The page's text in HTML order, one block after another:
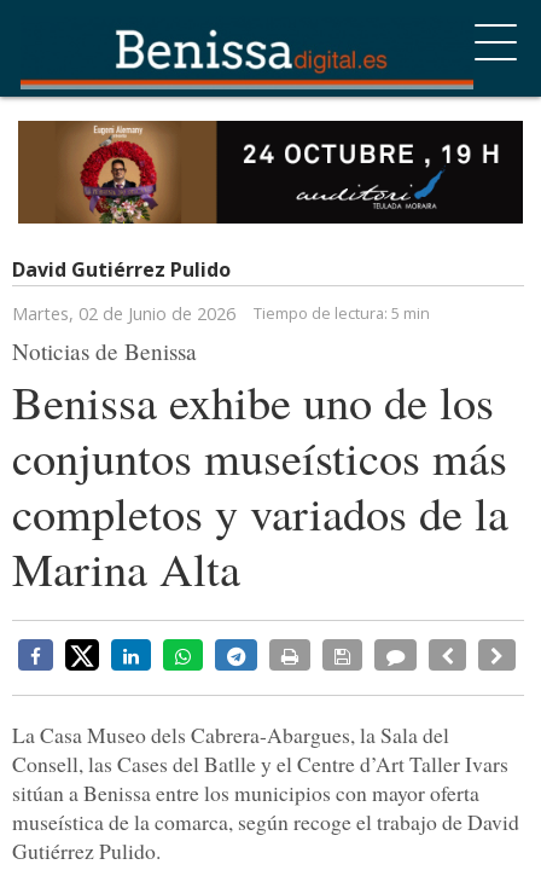
David Gutiérrez Pulido
Martes, 02 de Junio de 2026 Tiempo de lectura: 5 min
Noticias de Benissa
Benissa exhibe uno de los
conjuntos museísticos más
completos y variados de la
Marina Alta
La Casa Museo dels Cabrera-Abargues, la Sala del
Consell, las Cases del Batlle y el Centre d’Art Taller Ivars
sitúan a Benissa entre los municipios con mayor oferta
museística de la comarca, según recoge el trabajo de David
Gutiérrez Pulido.